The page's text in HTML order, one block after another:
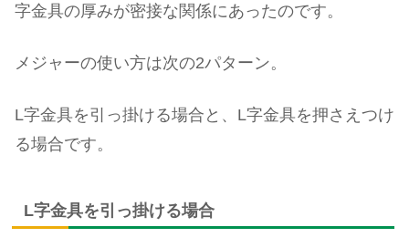
字金具の厚みが密接な関係にあったのです。
メジャーの使い方は次の2パターン。
L字金具を引っ掛ける場合と、L字金具を押さえつけ
る場合です。
L字金具を引っ掛ける場合